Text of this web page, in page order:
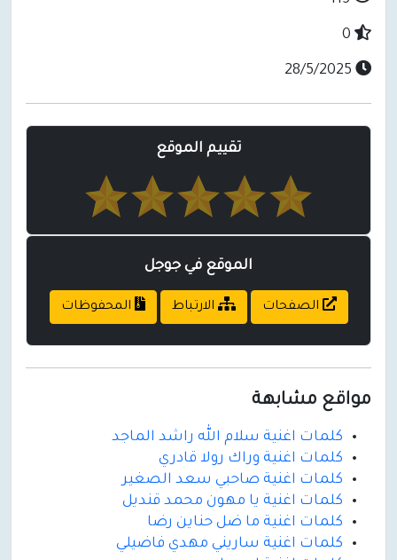
تقييم الموقع
الموقع في جوجل
الصفحات الارتباط المحفوظات
مواقع مشابهة
كلمات اغنية سلام الله راشد الماجد
كلمات اغنية وراك رولا قادري
كلمات اغنية صاحبي سعد الصغير
كلمات اغنية يا مهون محمد قنديل
كلمات اغنية ما ضل حناين رضا
كلمات اغنية ساريني مهدي فاضيلي